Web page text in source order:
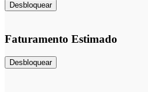
Desbloquear
Faturamento Estimado
Desbloquear